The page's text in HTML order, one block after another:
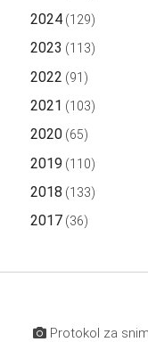
2024(129)
2023 (113)
2022 (91)
2021 (103)
2020(65)
2019 (110)
2018 (133)
2017(36)
Protokol za